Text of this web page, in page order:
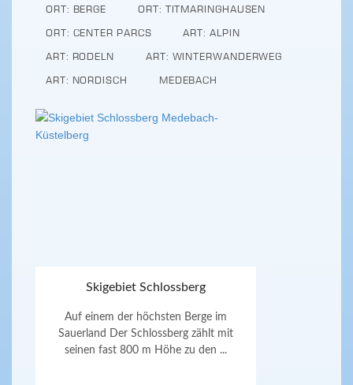
ORT: BERGE
ORT: TITMARINGHAUSEN
ORT: CENTER PARCS
ART: ALPIN
ART: RODELN
ART: WINTERWANDERWEG
ART: NORDISCH
MEDEBACH
Skigebiet Schlossberg
Auf einem der höchsten Berge im
Sauerland Der Schlossberg zählt mit
seinen fast 800 m Höhe zu den ...